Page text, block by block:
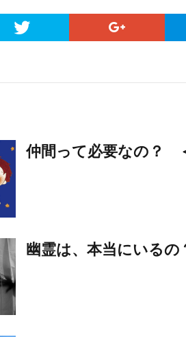
仲間って必要なの？
幽霊は、本当にいるの